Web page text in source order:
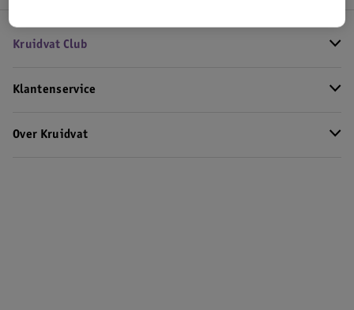
Kruidvat Club
Klantenservice
Over Kruidvat